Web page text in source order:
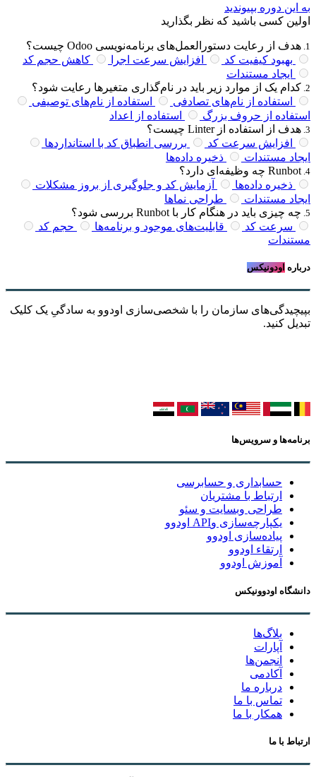
به این دوره بپیوندید
اولین کسی باشید که نظر بگذارید
1 هدف از رعایت دستورالعمل‌های برنامه‌نویسی Odoo چیست؟
بهبود کیفیت کد
افزایش سرعت اجرا
کاهش حجم کد
ایجاد مستندات
2 کدام یک از موارد زیر باید در نام‌گذاری متغیرها رعایت شود؟
استفاده از نام‌های تصادفی
استفاده از نام‌های توصیفی
استفاده از حروف بزرگ
استفاده از اعداد
3 هدف از استفاده از Linter چیست؟
افزایش سرعت کد
بررسی انطباق کد با استانداردها
ایجاد مستندات
ذخیره داده‌ها
4 Runbot چه وظیفه‌ای دارد؟
ذخیره داده‌ها
آزمایش کد و جلوگیری از بروز مشکلات
ایجاد مستندات
طراحی نماها
5 چه چیزی باید در هنگام کار با Runbot بررسی شود؟
سرعت کد
قابلیت‌های موجود و برنامه‌ها
حجم کد
مستندات
درباره اودونیکس
بپیچیدگی‌های سازمان را با شخصی‌سازی اودوو به سادگیِ یک کلیک
تبدیل کنید.
برنامه‌ها و سرویس‌ها
حسابداری و حسابرسی
ارتباط با مشتریان
طراحی وبسایت و سئو
یکپارچه‌سازی وAPI اودوو
پیاده‌سازی اودوو
ارتقاء اودوو
آموزش اودوو
دانشگاه اودوونیکس
بلاگ‌ها
آپارات
انجمن‌ها
آکادمی
درباره ما
تماس با ما
همکار با ما
ارتباط با ما